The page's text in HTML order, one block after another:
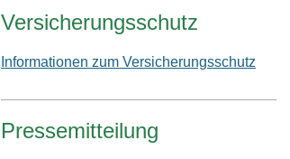
Versicherungsschutz
Informationen zum Versicherungsschutz
Pressemitteilung